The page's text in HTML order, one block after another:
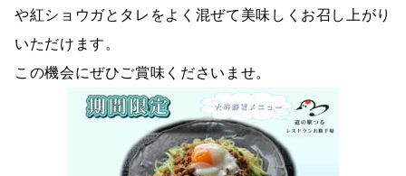
や紅ショウガとタレをよく混ぜて美味しくお召し上がり
いただけます。
この機会にぜひご賞味くださいませ。